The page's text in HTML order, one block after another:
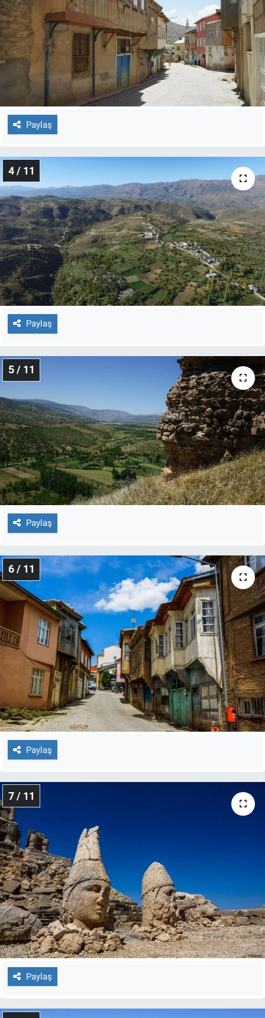
Paylaş
4 / 11
Paylaş
5 / 11
Paylaş
6 / 11
Paylaş
7 / 11
Paylaş